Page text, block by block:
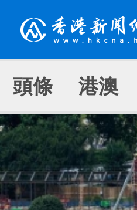
頭條 港澳